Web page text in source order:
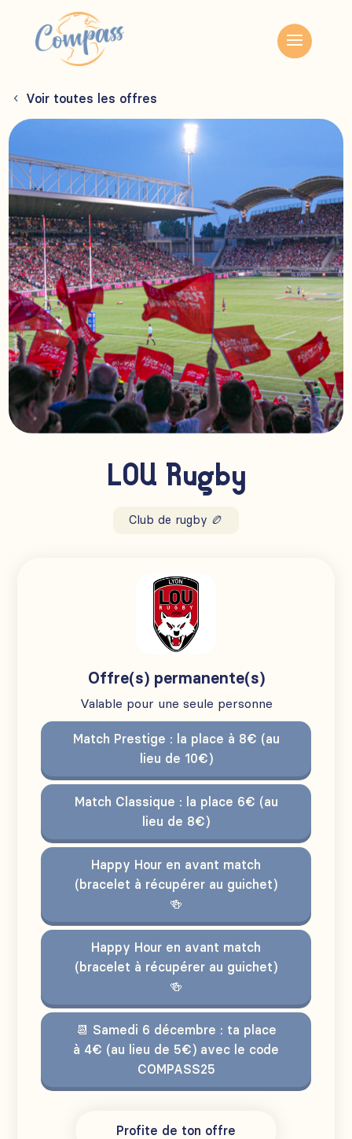
Voir toutes les offres
LOU Rugby
Club de rugby 🏉
Offre(s) permanente(s)
Valable pour une seule personne
Match Prestige : la place à 8€ (au
lieu de 10€)
Match Classique : la place 6€ (au
lieu de 8€)
Happy Hour en avant match
(bracelet à récupérer au guichet)
🍻
Happy Hour en avant match
(bracelet à récupérer au guichet)
🍻
📆 Samedi 6 décembre : ta place
à 4€ (au lieu de 5€) avec le code
COMPASS25
Profite de ton offre